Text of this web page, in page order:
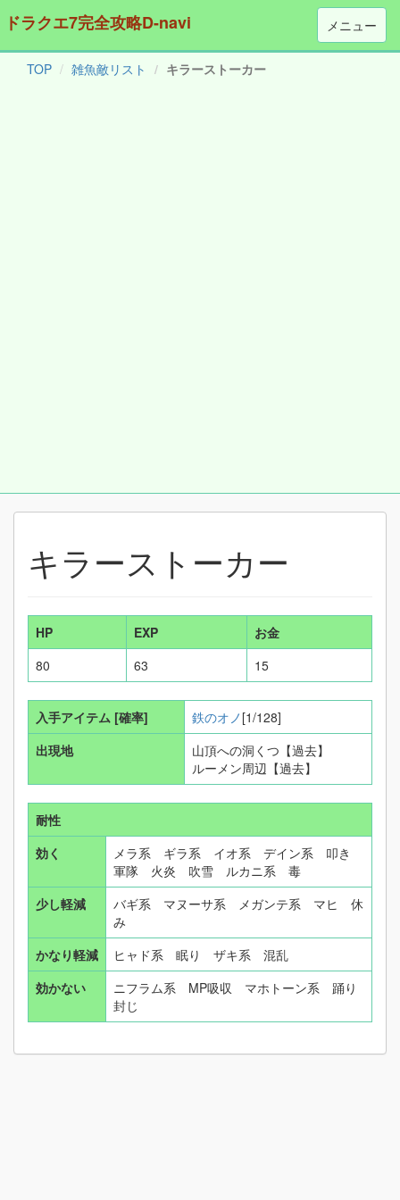
メニュー
ドラクエ7完全攻略D-navi
TOP 雑魚敵リスト キラーストーカー
キラーストーカー
HP EXP
お金
80
63 15
入手アイテム [確率] 鉄のオノ [1/128]
出現地
山頂への洞くつ【過去】
ルーメン周辺【過去】
耐性
効く
メラ系 ギラ系 イオ系 デイン系 叩き
軍隊 火炎 吹雪 ルカニ系 毒
少し軽減
バギ系 マヌーサ系 メガンテ系 マヒ 休
み
かなり軽減
ヒャド系 眠り ザキ系 混乱
効かない
ニフラム系 MP吸収 マホトーン系 踊り
封じ